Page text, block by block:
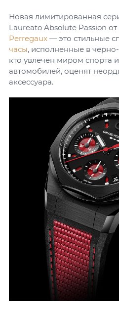
Новая лимитированная
Laureato Absolute Passion
Perregaux — это стильные
часы, исполненные в
кто увлечен миром спорта
автомобилей, оценят
аксессуара.